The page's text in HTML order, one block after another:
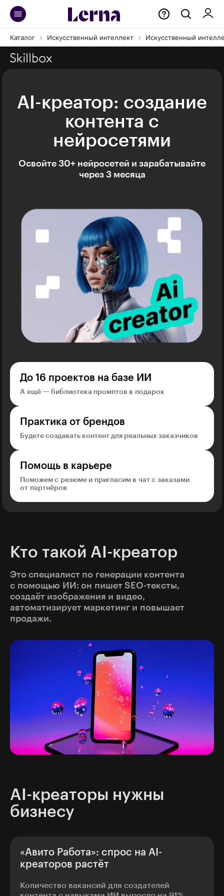
Каталог Искусственный интеллект Искусственный
AI-креатор: создание
контента с
нейросетями
Освойте 30+ нейросетей и зарабатывайте
через 3 месяца
До 16 проектов на базе ИИ
А ещё — библиотека промптов в подарок
Практика от брендов
Будете создавать контент для реальных заказчиков
Помощь в карьере
Поможем с резюме и пригласим в чат с заказами
от партнёров
Кто такой AI-креатор
Это специалист по генерации контента
с помощью ИИ: он пишет SEO-тексты,
создаёт изображения и видео,
автоматизирует маркетинг и повышает
продажи.
AI-креаторы нужны
бизнесу
«Авито Работа»: спрос на AI-
креаторов растёт
Количество вакансий для создателей